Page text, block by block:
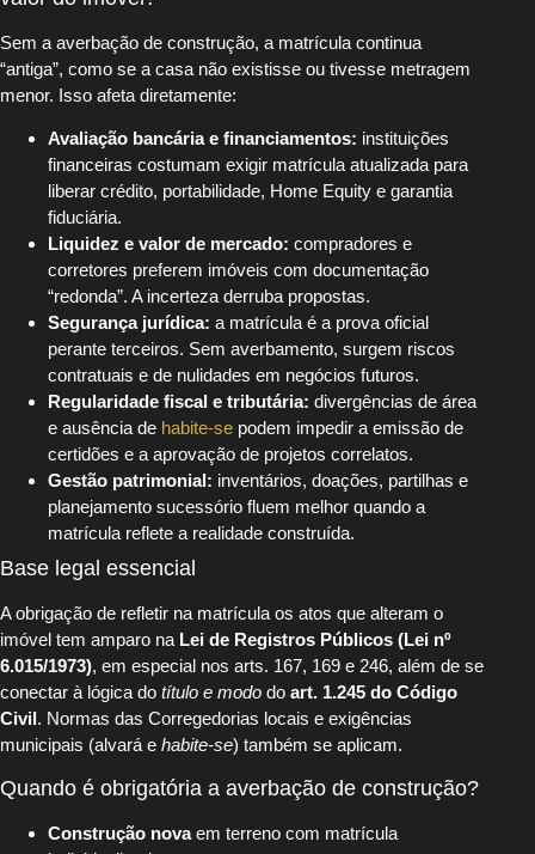
Sem a averbação de construção, a matrícula continua
“antiga”, como se a casa não existisse ou tivesse metragem
menor. Isso afeta diretamente:
Avaliação bancária e financiamentos: instituições
financeiras costumam exigir matrícula atualizada para
liberar crédito, portabilidade, Home Equity e garantia
fiduciária.
Liquidez e valor de mercado: compradores e
corretores preferem imóveis com documentação
“redonda”. A incerteza derruba propostas.
Segurança jurídica: a matrícula é a prova oficial
perante terceiros. Sem averbamento, surgem riscos
contratuais e de nulidades em negócios futuros.
Regularidade fiscal e tributária: divergências de área
e ausência de habite-se podem impedir a emissão de
certidões e a aprovação de projetos correlatos.
Gestão patrimonial: inventários, doações, partilhas e
planejamento sucessório fluem melhor quando a
matrícula reflete a realidade construída.
Base legal essencial
A obrigação de refletir na matrícula os atos que alteram o
imóvel tem amparo na Lei de Registros Públicos (Lei nº
6.015/1973), em especial nos arts. 167, 169 e 246, além de se
conectar à lógica do título e modo do art. 1.245 do Código
Civil . Normas das Corregedorias locais e exigências
municipais (alvará e habite-se) também se aplicam.
Quando é obrigatória a averbação de construção?
Construção novaem terreno com matrícula